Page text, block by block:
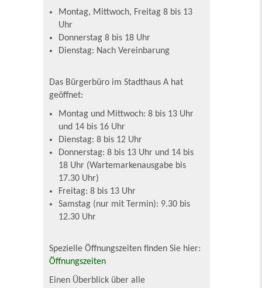
Montag, Mittwoch, Freitag 8 bis 13
Uhr
Donnerstag 8 bis 18 Uhr
Dienstag: Nach Vereinbarung
Das Bürgerbüro im Stadthaus A hat
geöffnet:
Montag und Mittwoch: 8 bis 13 Uhr
und 14 bis 16 Uhr
Dienstag: 8 bis 12 Uhr
Donnerstag: 8 bis 13 Uhr und 14 bis
18 Uhr (Wartemarkenausgabe bis
17.30 Uhr)
Freitag: 8 bis 13 Uhr
Samstag (nur mit Termin): 9.30 bis
12.30 Uhr
Spezielle Öffnungszeiten finden Sie hier:
Öffnungszeiten
Einen Überblick über alle